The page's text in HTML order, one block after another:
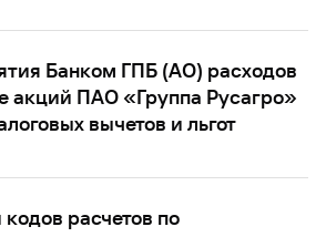
Банком ГПБ (АО) расходов
акций ПАО «Группа Русагро»
вычетов и льгот
расчетов по